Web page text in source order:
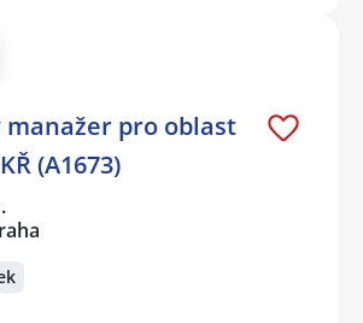
manažer pro oblast
(A1673)